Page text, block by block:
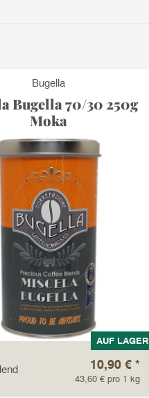
Bugella
Bugella 70/30 250g
Moka
AUF LAGER
10,90 € *
43,60 € pro 1 kg